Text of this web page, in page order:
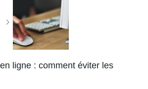
ligne : comment éviter les